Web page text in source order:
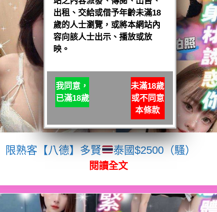
限熟客【八德】多賢 泰國$2500（騷）
閱讀全文
出租、交給或借予年齡未滿18
歲的人士瀏覽，或將本網站內
容向該人士出示、播放或放
映。
我同意，
已滿18歲
未滿18歲
或不同意
本條款